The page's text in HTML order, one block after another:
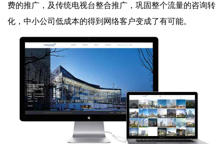
费的推广，及传统电视台整合推广，巩固整个流量的咨询转
化，中小公司低成本的得到网络客户变成了有可能。